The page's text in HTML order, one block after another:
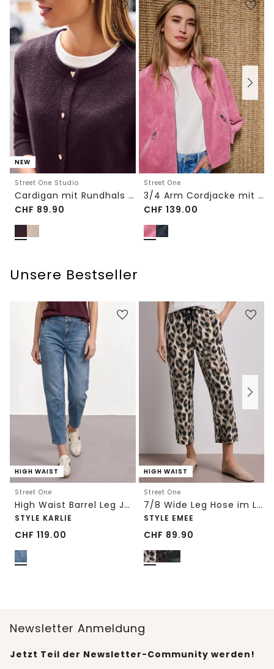
NEW
Street One Studio
Cardigan mit Rundhals und Knöpfen
CHF 89.90
Street One
3/4 Arm Cordjacke mit Hemdkragen
CHF 139.00
Unsere Bestseller
HIGH WAIST
Street One
High Waist Barrel Leg Jeans im Loose Fit
STYLE KARLIE
CHF 119.00
HIGH WAIST
Street One
7/8 Wide Leg Hose im Loose Fit mit Print
STYLE EMEE
CHF 89.90
Newsletter Anmeldung
Jetzt Teil der Newsletter-Community werden!